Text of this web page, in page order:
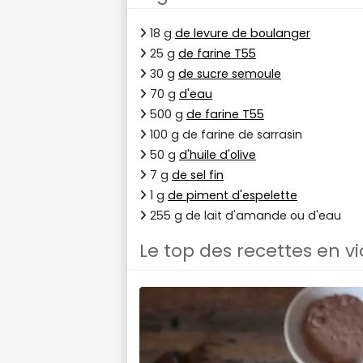
18 g de levure de boulanger
25 g de farine T55
30 g de sucre semoule
70 g d'eau
500 g de farine T55
100 g de farine de sarrasin
50 g d'huile d'olive
7 g de sel fin
1 g de piment d'espelette
255 g de lait d'amande ou d'eau
Le top des recettes en